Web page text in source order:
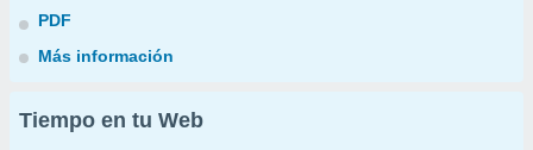
PDF
Más información
Tiempo en tu Web